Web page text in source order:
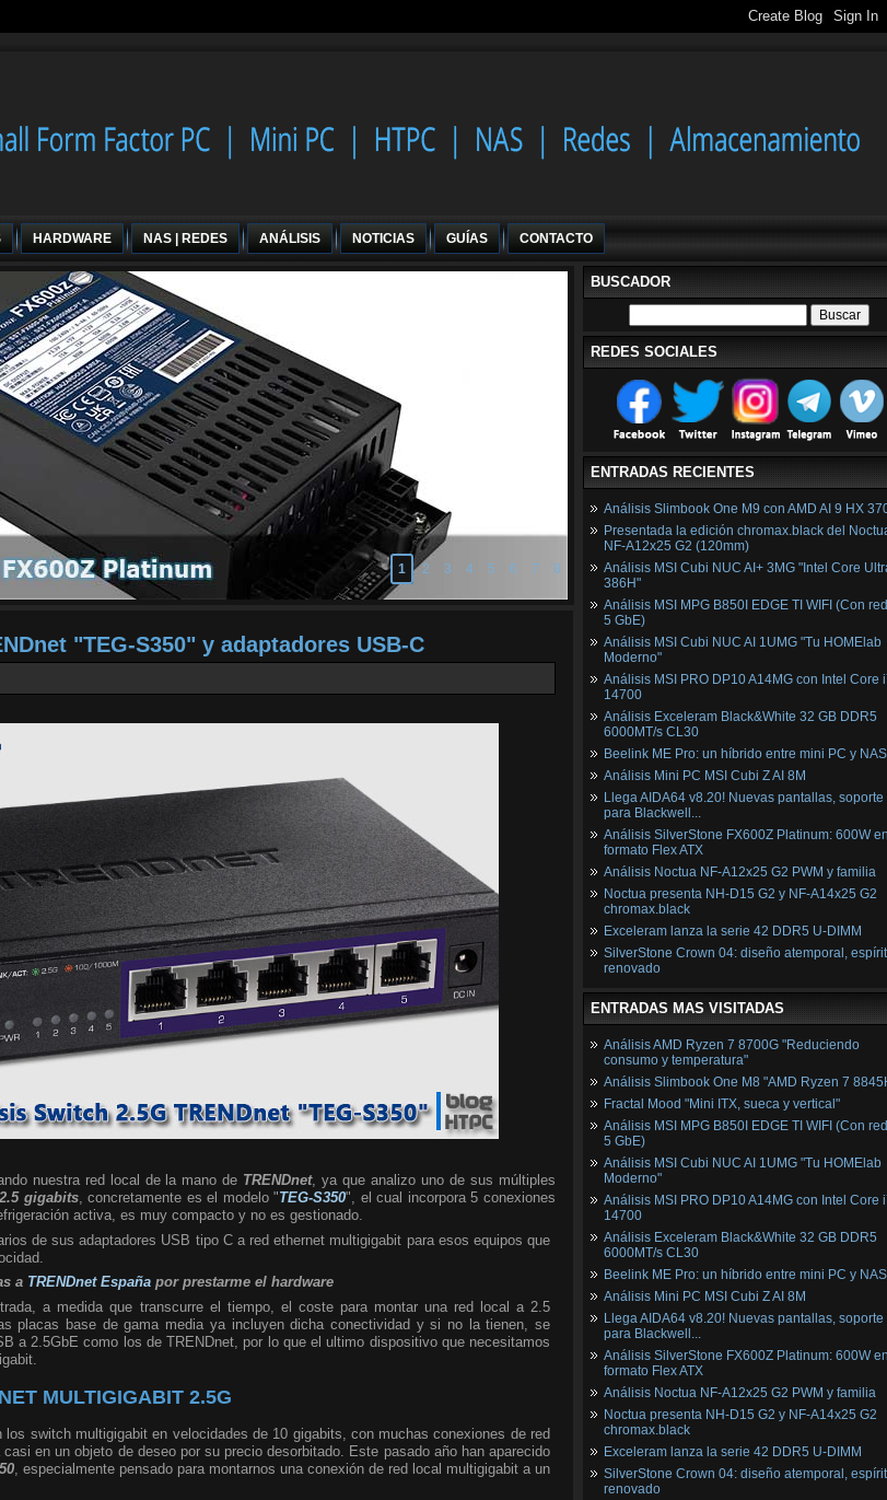
HARDWARE NAS | REDES ANÁLISIS NOTICIAS GUÍAS CONTACTO
1 2 3 4 5 6 7 8
"TEG-S350" y adaptadores USB-C
nuestra red local de la mano de TRENDnet, ya que analizo uno de sus múltiples
2.5 gigabits, concretamente es el modelo "TEG-S350", el cual incorpora 5 conexiones
activa, es muy compacto y no es gestionado.
de sus adaptadores USB tipo C a red ethernet multigigabit para esos equipos que
a TRENDnet España por prestarme el hardware
a medida que transcurre el tiempo, el coste para montar una red local a 2.5
placas base de gama media ya incluyen dicha conectividad y si no la tienen, se
a 2.5GbE como los de TRENDnet, por lo que el ultimo dispositivo que necesitamos
MULTIGIGABIT 2.5G
switch multigigabit en velocidades de 10 gigabits, con muchas conexiones de red
en un objeto de deseo por su precio desorbitado. Este pasado año han aparecido
, especialmente pensado para montarnos una conexión de red local multigigabit a un
BUSCADOR
REDES SOCIALES
ENTRADAS RECIENTES
Análisis Slimbook One M9 con AMD AI 9 HX
Presentada la edición chromax.black del
NF‑A12x25 G2 (120mm)
Análisis MSI Cubi NUC AI+ 3MG "Intel Core
386H"
Análisis MSI MPG B850I EDGE TI WIFI (Con
5 GbE)
Análisis MSI Cubi NUC AI 1UMG "Tu HOMElab
Moderno"
Análisis MSI PRO DP10 A14MG con Intel Core
14700
Análisis Exceleram Black&White 32 GB DDR5
6000MT/s CL30
Beelink ME Pro: un híbrido entre mini PC y NAS
Análisis Mini PC MSI Cubi Z AI 8M
Llega AIDA64 v8.20! Nuevas pantallas, soporte
para Blackwell...
Análisis SilverStone FX600Z Platinum: 600W
formato Flex ATX
Análisis Noctua NF-A12x25 G2 PWM y familia
Noctua presenta NH-D15 G2 y NF-A14x25 G2
chromax.black
Exceleram lanza la serie 42 DDR5 U-DIMM
SilverStone Crown 04: diseño atemporal,
renovado
ENTRADAS MAS VISITADAS
Análisis AMD Ryzen 7 8700G "Reduciendo
consumo y temperatura"
Análisis Slimbook One M8 "AMD Ryzen 7
Fractal Mood "Mini ITX, sueca y vertical"
Análisis MSI MPG B850I EDGE TI WIFI (Con
5 GbE)
Análisis MSI Cubi NUC AI 1UMG "Tu HOMElab
Moderno"
Análisis MSI PRO DP10 A14MG con Intel Core
14700
Análisis Exceleram Black&White 32 GB DDR5
6000MT/s CL30
Beelink ME Pro: un híbrido entre mini PC y NAS
Análisis Mini PC MSI Cubi Z AI 8M
Llega AIDA64 v8.20! Nuevas pantallas, soporte
para Blackwell...
Análisis SilverStone FX600Z Platinum: 600W
formato Flex ATX
Análisis Noctua NF-A12x25 G2 PWM y familia
Noctua presenta NH-D15 G2 y NF-A14x25 G2
chromax.black
Exceleram lanza la serie 42 DDR5 U-DIMM
SilverStone Crown 04: diseño atemporal,
renovado